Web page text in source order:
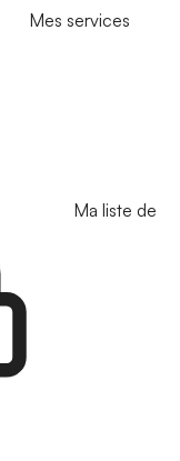
Mes services
Ma liste de